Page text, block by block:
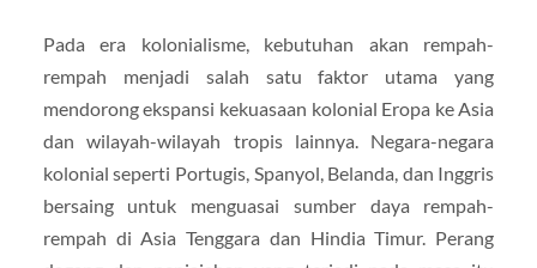
Pada era kolonialisme, kebutuhan akan rempah-
rempah menjadi salah satu faktor utama yang
mendorong ekspansi kekuasaan kolonial Eropa ke Asia
dan wilayah-wilayah tropis lainnya. Negara-negara
kolonial seperti Portugis, Spanyol, Belanda, dan Inggris
bersaing untuk menguasai sumber daya rempah-
rempah di Asia Tenggara dan Hindia Timur. Perang